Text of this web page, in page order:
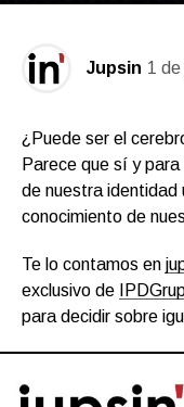
Jupsin 1 de
¿Puede ser el
Parece que sí y
de nuestra identidad
conocimiento de
Te lo contamos en
exclusivo de
para decidir sobre